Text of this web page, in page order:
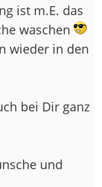
ist m.E. das
waschen
wieder in den
bei Dir ganz
und